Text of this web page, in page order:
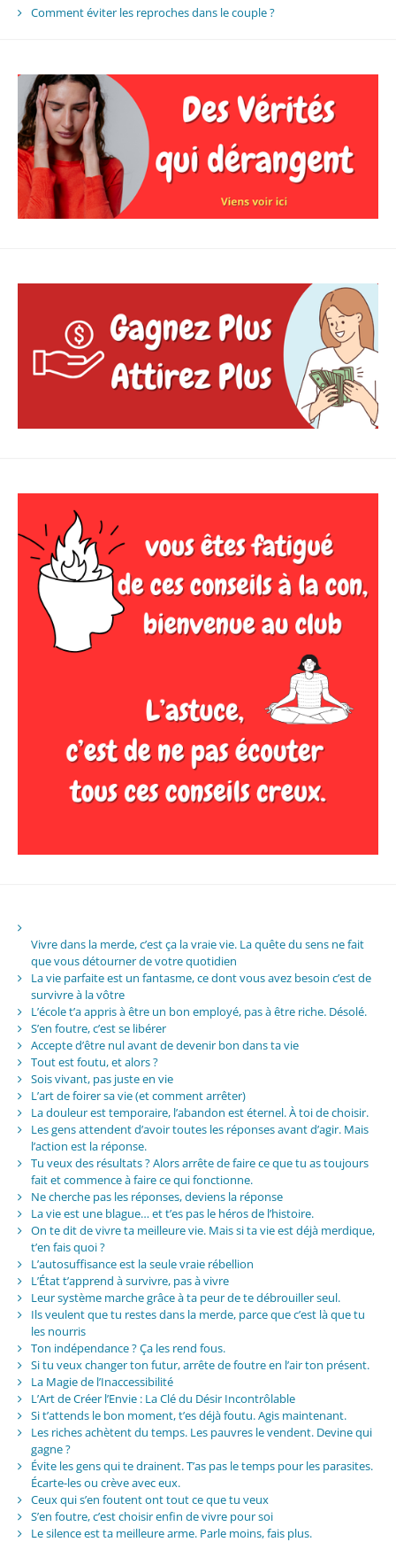
Comment éviter les reproches dans le couple ?
Vivre dans la merde, c’est ça la vraie vie. La quête du sens ne fait
que vous détourner de votre quotidien
La vie parfaite est un fantasme, ce dont vous avez besoin c’est de
survivre à la vôtre
L’école t’a appris à être un bon employé, pas à être riche. Désolé.
S’en foutre, c’est se libérer
Accepte d’être nul avant de devenir bon dans ta vie
Tout est foutu, et alors ?
Sois vivant, pas juste en vie
L’art de foirer sa vie (et comment arrêter)
La douleur est temporaire, l’abandon est éternel. À toi de choisir.
Les gens attendent d’avoir toutes les réponses avant d’agir. Mais
l’action est la réponse.
Tu veux des résultats ? Alors arrête de faire ce que tu as toujours
fait et commence à faire ce qui fonctionne.
Ne cherche pas les réponses, deviens la réponse
La vie est une blague… et t’es pas le héros de l’histoire.
On te dit de vivre ta meilleure vie. Mais si ta vie est déjà merdique,
t’en fais quoi ?
L’autosuffisance est la seule vraie rébellion
L’État t’apprend à survivre, pas à vivre
Leur système marche grâce à ta peur de te débrouiller seul.
Ils veulent que tu restes dans la merde, parce que c’est là que tu
les nourris
Ton indépendance ? Ça les rend fous.
Si tu veux changer ton futur, arrête de foutre en l’air ton présent.
La Magie de l’Inaccessibilité
L’Art de Créer l’Envie : La Clé du Désir Incontrôlable
Si t’attends le bon moment, t’es déjà foutu. Agis maintenant.
Les riches achètent du temps. Les pauvres le vendent. Devine qui
gagne ?
Évite les gens qui te drainent. T’as pas le temps pour les parasites.
Écarte-les ou crève avec eux.
Ceux qui s’en foutent ont tout ce que tu veux
S’en foutre, c’est choisir enfin de vivre pour soi
Le silence est ta meilleure arme. Parle moins, fais plus.